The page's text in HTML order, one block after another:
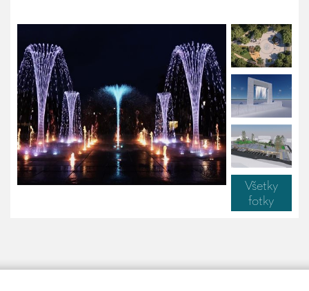
Všetky
fotky